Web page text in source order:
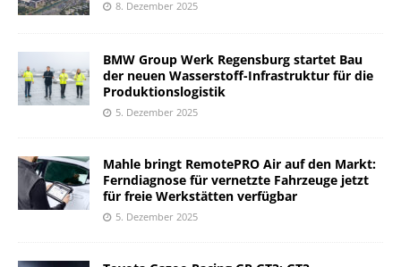
8. Dezember 2025
BMW Group Werk Regensburg startet Bau
der neuen Wasserstoff-Infrastruktur für die
Produktionslogistik
5. Dezember 2025
Mahle bringt RemotePRO Air auf den Markt:
Ferndiagnose für vernetzte Fahrzeuge jetzt
für freie Werkstätten verfügbar
5. Dezember 2025